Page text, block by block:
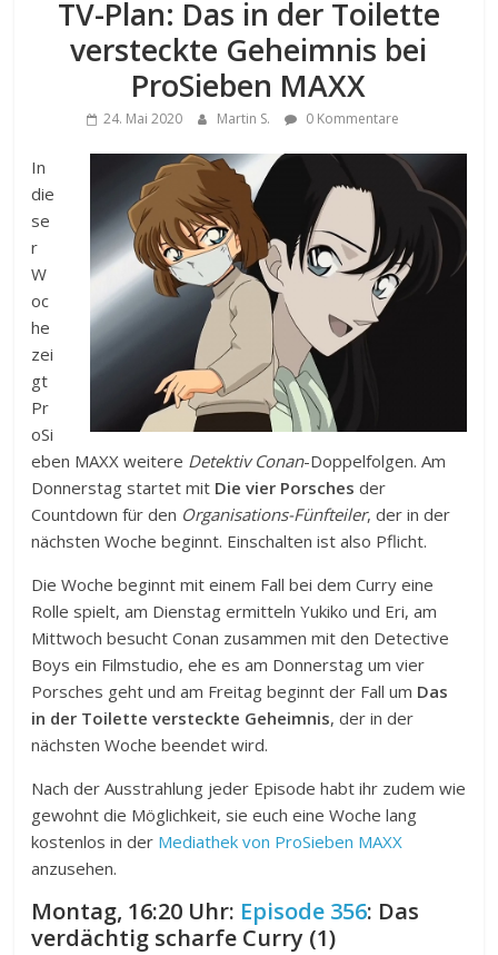
TV-Plan: Das in der Toilette
versteckte Geheimnis bei
ProSieben MAXX
24. Mai 2020 Martin S. 0 Kommentare
In
die
se
r
W
oc
he
zei
gt
Pr
oSi
eben MAXX weitere Detektiv Conan-Doppelfolgen. Am
Donnerstag startet mit Die vier Porsches der
Countdown für den Organisations-Fünfteiler, der in der
nächsten Woche beginnt. Einschalten ist also Pflicht.
Die Woche beginnt mit einem Fall bei dem Curry eine
Rolle spielt, am Dienstag ermitteln Yukiko und Eri, am
Mittwoch besucht Conan zusammen mit den Detective
Boys ein Filmstudio, ehe es am Donnerstag um vier
Porsches geht und am Freitag beginnt der Fall um Das
in der Toilette versteckte Geheimnis, der in der
nächsten Woche beendet wird.
Nach der Ausstrahlung jeder Episode habt ihr zudem wie
gewohnt die Möglichkeit, sie euch eine Woche lang
kostenlos in der Mediathek von ProSieben MAXX
anzusehen.
Montag, 16:20 Uhr: Episode 356: Das
verdächtig scharfe Curry (1)